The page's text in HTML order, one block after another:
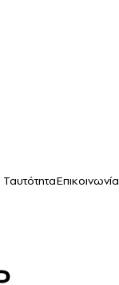
ΤαυτότηταΕπικοινωνία